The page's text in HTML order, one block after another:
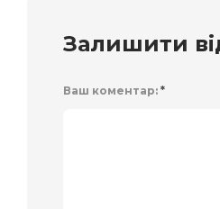
Залишити
Ваш коментар: *